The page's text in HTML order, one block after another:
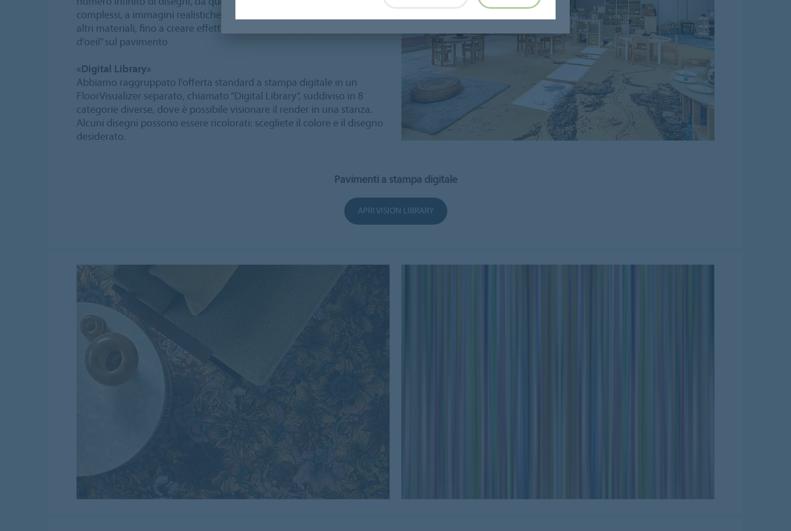
complessi, a immagini realistiche della natura, come l’erba, l’acqua o
altri materiali, fino a creare effetti 3D o un vero e proprio “trompe
d‘oeil” sul pavimento
«Digital Library»
Abbiamo raggruppato l’offerta standard a stampa digitale in un
FloorVisualizer separato, chiamato “Digital Library”, suddiviso in 8
categorie diverse, dove è possibile visionare il render in una stanza.
Alcuni disegni possono essere ricolorati: scegliete il colore e il disegno
desiderato.
Pavimenti a stampa digitale
APRI VISION LIBRARY